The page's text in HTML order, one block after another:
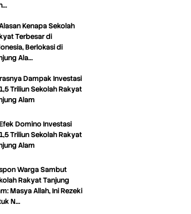
Kenapa Sekolah
Terbesar di
Berlokasi di
Ala…
Dampak Investasi
Triliun Sekolah Rakyat
Alam
Domino Investasi
Triliun Sekolah Rakyat
Alam
Warga Sambut
Rakyat Tanjung
Masya Allah, Ini Rezeki
N…